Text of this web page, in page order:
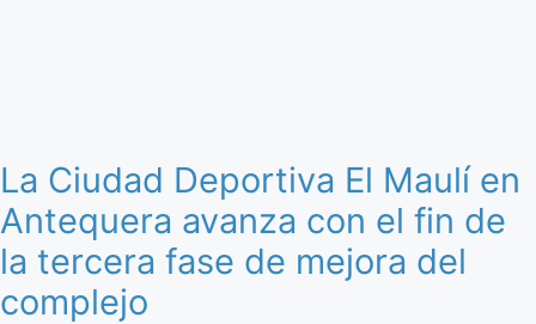
La Ciudad Deportiva El Maulí en
Antequera avanza con el fin de
la tercera fase de mejora del
complejo